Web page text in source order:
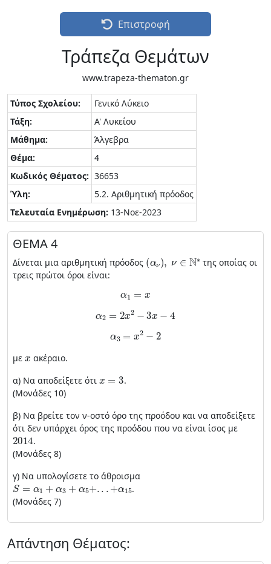
Επιστροφή
Τράπεζα Θεμάτων
www.trapeza-thematon.gr
Τύπος Σχολείου:
Γενικό Λύκειο
Τάξη:
Α' Λυκείου
Μάθημα:
Άλγεβρα
Θέμα:
4
Κωδικός Θέματος: 36653
Ύλη:
5.2. Αριθμητική πρόοδος
Τελευταία Ενημέρωση: 13-Νοε-2023
ΘΕΜΑ 4
Δίνεται μια αριθμητική πρόοδος
(α ) N∗
της οποίας οι
τρεις πρώτοι όροι είναι:
α 1= x
2 x2 3x
2
με
ακέραιο.
α) Να αποδείξετε ότι
.
(Μονάδες 10)
β) Να βρείτε τον ν-οστό όρο της προόδου και να αποδείξετε
ότι δεν υπάρχει όρος της προόδου που να είναι ίσος με
2014
.
(Μονάδες 8)
γ) Να υπολογίσετε το άθροισμα
S=α1 +α3+α5+... +α15
.
(Μονάδες 7)
Απάντηση Θέματος: